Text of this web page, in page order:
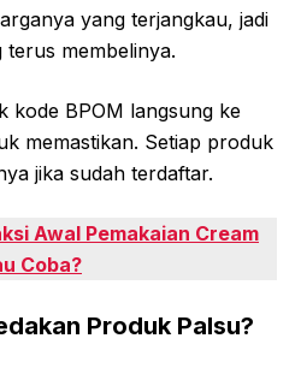
yang terjangkau, jadi
membelinya.
kode BPOM langsung ke
memastikan. Setiap produk
jika sudah terdaftar.
Awal Pemakaian Cream
Coba?
Produk Palsu?